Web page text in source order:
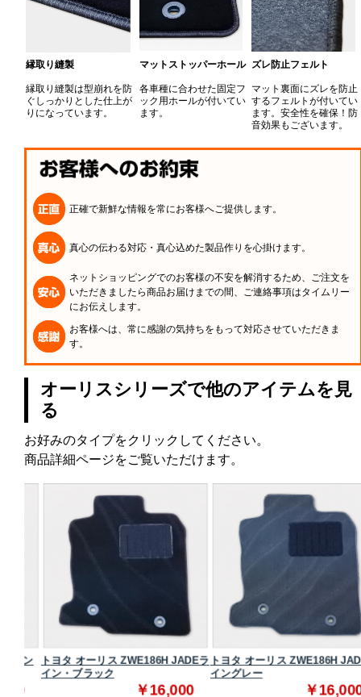
縁取り縫製
縁取り縫製は型崩れを防
ぐしっかりとした仕上が
りになっています。
マットストッパーホール
各車種に合わせた固定フ
ック用ホールが付いてい
ます。
ズレ防止フェルト
マット裏面にズレを防止
するフェルトが付いてい
ます。安全性を確保！防
音効果もございます。
正確で新鮮な情報を常にお客様へご提供します。
真心の伝わる対応・真心込めた製品作りを心掛けます。
ネットショッピングでのお客様の不安を解消するため、ご注文を
いただきましたら商品お届けまでの間、ご連絡事項はタイムリー
にお伝えします。
お客様へは、常に感謝の気持ちをもって対応させていただきま
す。
オーリスシリーズで他のアイテムを見
る
お好みのタイプをクリックしてください。
商品詳細ページをご覧いただけます。
トヨタ オーリス ZWE186H JADEラ
イン・ブラック
￥16,000
トヨタ オーリス ZWE186H JADEラ
イングレー
￥16,000